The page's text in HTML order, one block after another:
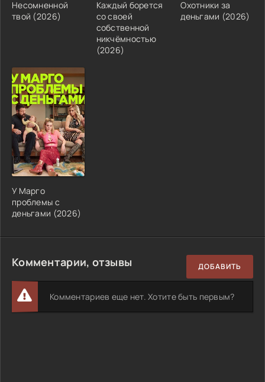
Несомненной
твой (2026)
Каждый борется
со своей
собственной
никчёмностью
(2026)
Охотники за
деньгами (2026)
У Марго
проблемы с
деньгами (2026)
Комментарии, отзывы ДОБАВИТЬ
Комментариев еще нет. Хотите быть первым?